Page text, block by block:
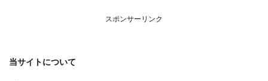
スポンサーリンク
当サイトについて